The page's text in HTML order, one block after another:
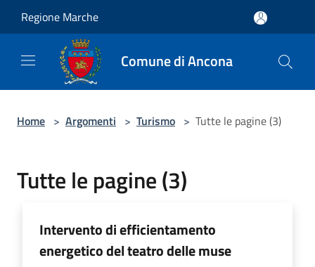
Regione Marche
Comune di Ancona
Home > Argomenti > Turismo > Tutte le pagine (3)
Tutte le pagine (3)
Intervento di efficientamento
energetico del teatro delle muse